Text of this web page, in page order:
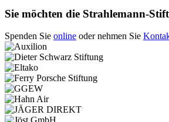
Sie möchten die Strahlemann-
Spenden Sie online oder nehmen Sie